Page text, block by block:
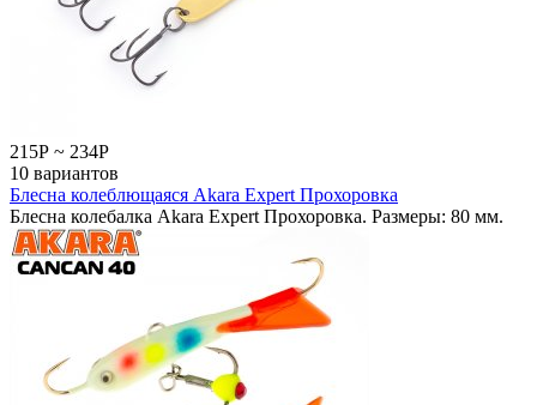
215Р ~ 234Р
10 вариантов
Блесна колеблющаяся Akara Expert Прохоровка
Блесна колебалка Akara Expert Прохоровка. Размеры: 80 мм.